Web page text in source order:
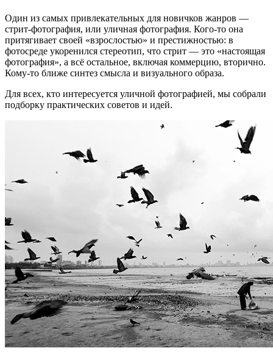
Один из самых привлекательных для новичков жанров —
стрит-фотография, или уличная фотография. Кого-то она
притягивает своей «взрослостью» и престижностью: в
фотосреде укоренился стереотип, что стрит — это «настоящая
фотография», а всё остальное, включая коммерцию, вторично.
Кому-то ближе синтез смысла и визуального образа.
Для всех, кто интересуется уличной фотографией, мы собрали
подборку практических советов и идей.